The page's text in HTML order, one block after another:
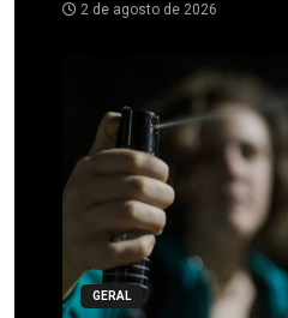
2 de agosto de 2026
GERAL